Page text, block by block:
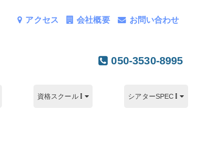
お問い合わせ
会社概要
アクセス
050-3530-8995
資格スクール シアターSPEC